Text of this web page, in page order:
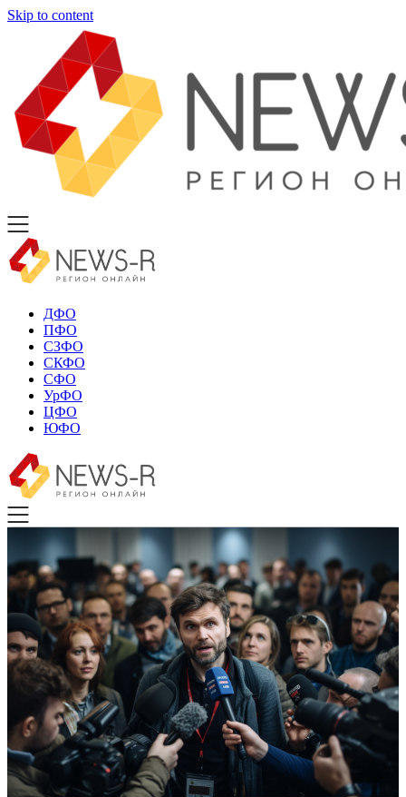
Skip to content
ДФО
ПФО
СЗФО
СКФО
СФО
УрФО
ЦФО
ЮФО